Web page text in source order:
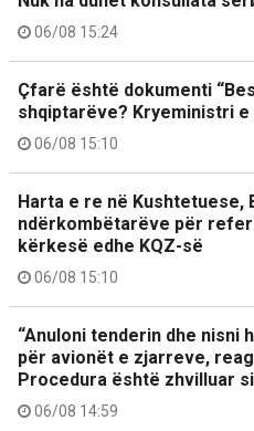
06/08 15:24
Çfarë është dokumenti
shqiptarëve? Kryeministri
06/08 15:10
Harta e re në Kushtetuese,
ndërkombëtarëve për
kërkesë edhe KQZ-së
06/08 15:10
“Anuloni tenderin dhe nisni
për avionët e zjarreve,
Procedura është zhvilluar
06/08 14:59